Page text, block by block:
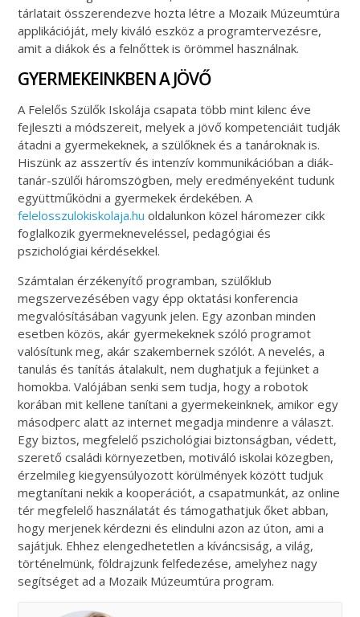
tárlatait összerendezve hozta létre a Mozaik Múzeumtúra
applikációját, mely kiváló eszköz a programtervezésre,
amit a diákok és a felnőttek is örömmel használnak.
GYERMEKEINKBEN A JÖVŐ
A Felelős Szülők Iskolája csapata több mint kilenc éve
fejleszti a módszereit, melyek a jövő kompetenciáit tudják
átadni a gyermekeknek, a szülőknek és a tanároknak is.
Hiszünk az asszertív és intenzív kommunikációban a diák-
tanár-szülői háromszögben, mely eredményeként tudunk
együttműködni a gyermekek érdekében. A
felelosszulokiskolaja.hu oldalunkon közel háromezer cikk
foglalkozik gyermekneveléssel, pedagógiai és
pszichológiai kérdésekkel.
Számtalan érzékenyítő programban, szülőklub
megszervezésében vagy épp oktatási konferencia
megvalósításában vagyunk jelen. Egy azonban minden
esetben közös, akár gyermekeknek szóló programot
valósítunk meg, akár szakembernek szólót. A nevelés, a
tanulás és tanítás átalakult, nem dughatjuk a fejünket a
homokba. Valójában senki sem tudja, hogy a robotok
korában mit kellene tanítani a gyermekeinknek, amikor egy
másodperc alatt az internet megadja mindenre a választ.
Egy biztos, megfelelő pszichológiai biztonságban, védett,
szerető családi környezetben, motiváló iskolai közegben,
érzelmileg kiegyensúlyozott körülmények között tudjuk
megtanítani nekik a kooperációt, a csapatmunkát, az online
tér megfelelő használatát és támogathatjuk őket abban,
hogy merjenek kérdezni és elindulni azon az úton, ami a
sajátjuk. Ehhez elengedhetetlen a kíváncsiság, a világ,
történelmünk, földrajzunk felfedezése, amelyhez nagy
segítséget ad a Mozaik Múzeumtúra program.